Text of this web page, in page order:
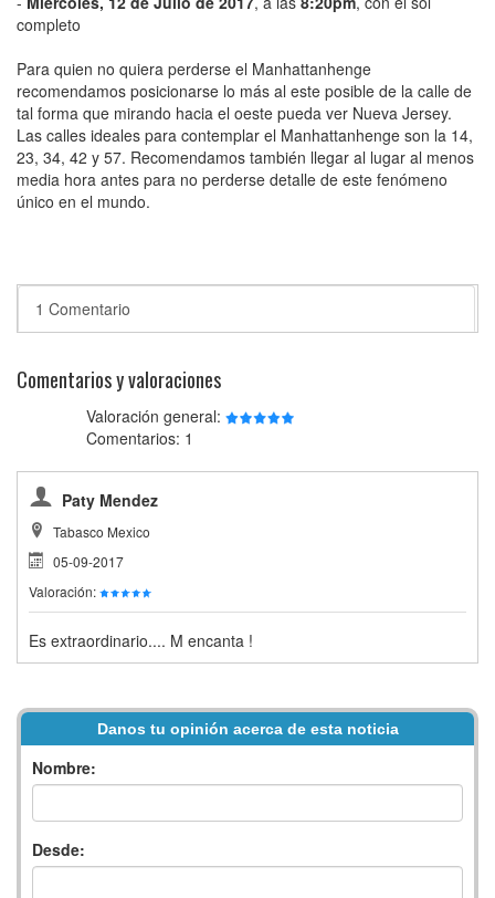
completo
Para quien no quiera perderse el Manhattanhenge
recomendamos posicionarse lo más al este posible de la calle de
tal forma que mirando hacia el oeste pueda ver Nueva Jersey.
Las calles ideales para contemplar el Manhattanhenge son la 14,
23, 34, 42 y 57. Recomendamos también llegar al lugar al menos
media hora antes para no perderse detalle de este fenómeno
único en el mundo.
1 Comentario
Comentarios y valoraciones
Valoración general:
Comentarios: 1
Paty Mendez
Tabasco Mexico
05-09-2017
Valoración:
Es extraordinario.... M encanta !
Danos tu opinión acerca de esta noticia
Nombre:
Desde: